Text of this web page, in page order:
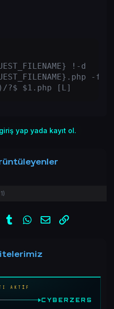
!-d
-f
?$ $1.php [L]
yap yada kayıt ol.
1)
PinterestTumblr WhatsApp
E-posta
AKTİF
CYBERZERS